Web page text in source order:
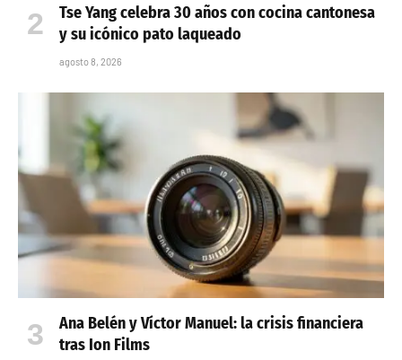
Tse Yang celebra 30 años con cocina cantonesa
y su icónico pato laqueado
agosto 8, 2026
Ana Belén y Víctor Manuel: la crisis financiera
tras Ion Films